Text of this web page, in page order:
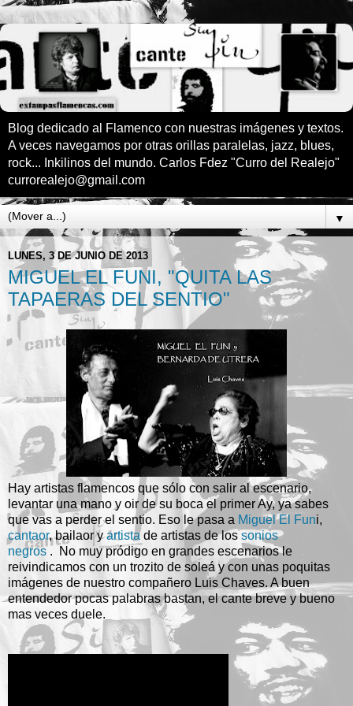
Blog dedicado al Flamenco con nuestras imágenes y textos.
A veces navegamos por otras orillas paralelas, jazz, blues,
rock... Inkilinos del mundo. Carlos Fdez "Curro del Realejo"
currorealejo@gmail.com
▼
LUNES, 3 DE JUNIO DE 2013
MIGUEL EL FUNI, "QUITA LAS
TAPAERAS DEL SENTIO"
Hay artistas flamencos que sólo con salir al escenario,
levantar una mano y oir de su boca el primer Ay, ya sabes
que vas a perder el sentio. Eso le pasa a Miguel El Funi,
cantaor, bailaor yartistade artistas de lossonios
negros . No muy pródigo en grandes escenarios le
reivindicamos con un trozito de soleá y con unas poquitas
imágenes de nuestro compañero Luis Chaves. A buen
entendedor pocas palabras bastan, el cante breve y bueno
mas veces duele.